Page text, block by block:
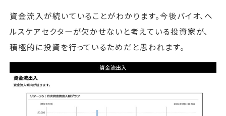
資金流入が続いていることがわかります。今後バイオ、ヘ
ルスケアセクターが欠かせないと考えている投資家が、
積極的に投資を行っているためだと思われます。